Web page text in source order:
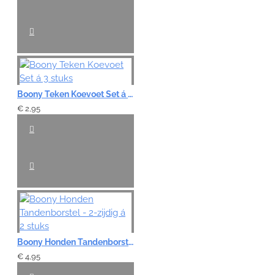
Boony Teken Koevoet Set á 3 stuks
€ 2,95
Boony Honden Tandenborstel - 2-zijdig á 2 stuks
€ 4,95